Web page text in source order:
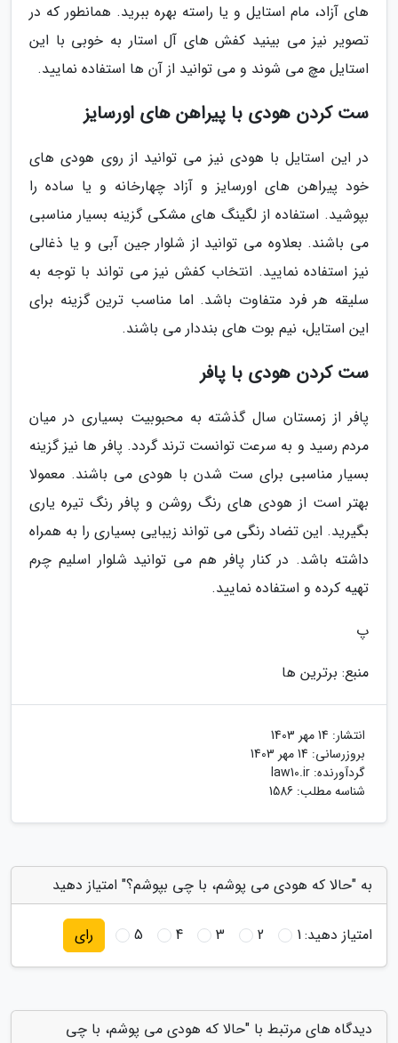
های آزاد، مام استایل و یا راسته بهره ببرید. همانطور که در
تصویر نیز می بینید کفش های آل استار به خوبی با این
استایل مچ می شوند و می توانید از آن ها استفاده نمایید.
ست کردن هودی با پیراهن های اورسایز
در این استایل با هودی نیز می توانید از روی هودی های
خود پیراهن های اورسایز و آزاد چهارخانه و یا ساده را
بپوشید. استفاده از لگینگ های مشکی گزینه بسیار مناسبی
می باشند. بعلاوه می توانید از شلوار جین آبی و یا ذغالی
نیز استفاده نمایید. انتخاب کفش نیز می تواند با توجه به
سلیقه هر فرد متفاوت باشد. اما مناسب ترین گزینه برای
این استایل، نیم بوت های بنددار می باشند.
ست کردن هودی با پافر
پافر از زمستان سال گذشته به محبوبیت بسیاری در میان
مردم رسید و به سرعت توانست ترند گردد. پافر ها نیز گزینه
بسیار مناسبی برای ست شدن با هودی می باشند. معمولا
بهتر است از هودی های رنگ روشن و پافر رنگ تیره یاری
بگیرید. این تضاد رنگی می تواند زیبایی بسیاری را به همراه
داشته باشد. در کنار پافر هم می توانید شلوار اسلیم چرم
تهیه کرده و استفاده نمایید.
پ
منبع: برترین ها
انتشار: 14 مهر 1403
بروزرسانی: 14 مهر 1403
گردآورنده: law10.ir
شناسه مطلب: 1586
به "حالا که هودی می پوشم، با چی بپوشم؟" امتیاز دهید
امتیاز دهید:1
2
3
4
5 رای
دیدگاه های مرتبط با "حالا که هودی می پوشم، با چی